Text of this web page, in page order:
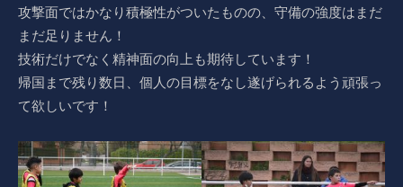
攻撃面ではかなり積極性がついたものの、守備の強度はまだ
まだ足りません！
技術だけでなく精神面の向上も期待しています！
帰国まで残り数日、個人の目標をなし遂げられるよう頑張っ
て欲しいです！